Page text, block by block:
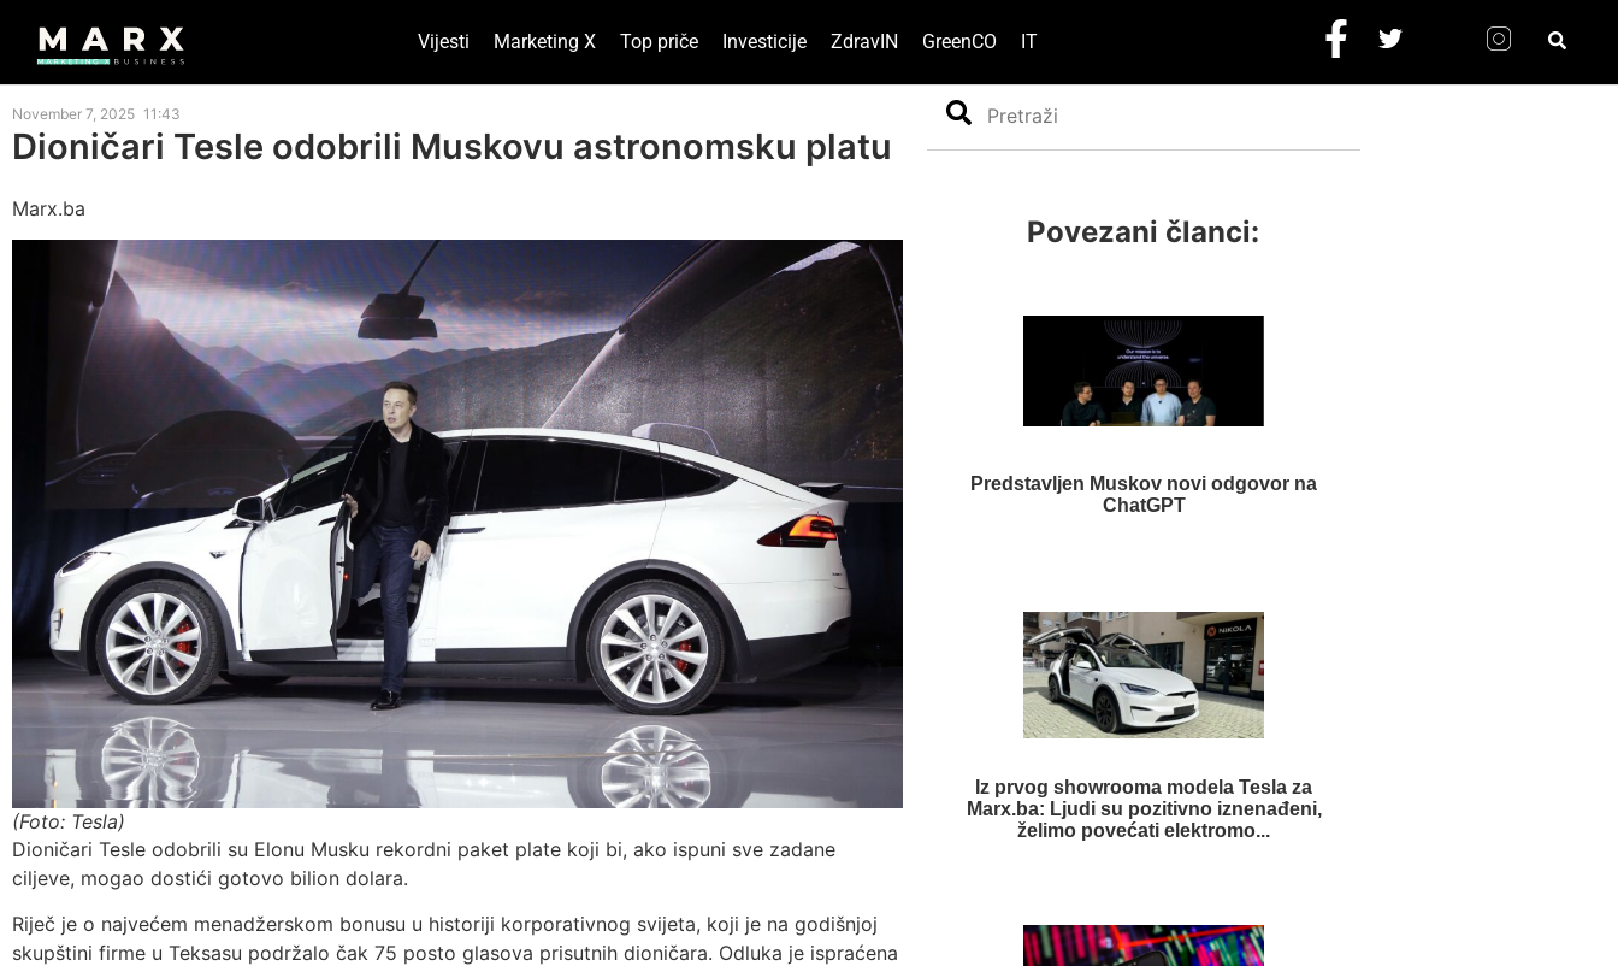
Vijesti Marketing X Top priče Investicije ZdravIN GreenCO IT
November 7, 2025 11:43
Dioničari Tesle odobrili Muskovu astronomsku platu
Marx.ba
(Foto: Tesla)
Dioničari Tesle odobrili su Elonu Musku rekordni paket plate koji bi, ako ispuni sve zadane
ciljeve, mogao dostići gotovo bilion dolara.
Riječ je o najvećem menadžerskom bonusu u historiji korporativnog svijeta, koji je na godišnjoj
skupštini firme u Teksasu podržalo čak 75 posto glasova prisutnih dioničara. Odluka je ispraćena
Search
Povezani članci:
Predstavljen Muskov novi odgovor na
ChatGPT
Iz prvog showrooma modela Tesla za
Marx.ba: Ljudi su pozitivno iznenađeni,
želimo povećati elektromo...